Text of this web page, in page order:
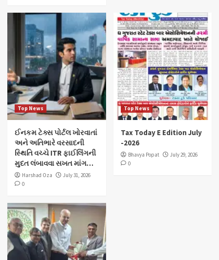
Top News
ઈનકમ ટેક્સ પોર્ટલ ખોરવાતાં
અને અતિભારે વરસાદની
સ્થિતિ વચ્ચે ITR ફાઈલિંગની
મુદત લંબાવવા સખત માંગ…
Harshad Oza
July 31, 2026
0
Top News
Tax Today E Edition July
-2026
Bhavya Popat
July 29, 2026
0